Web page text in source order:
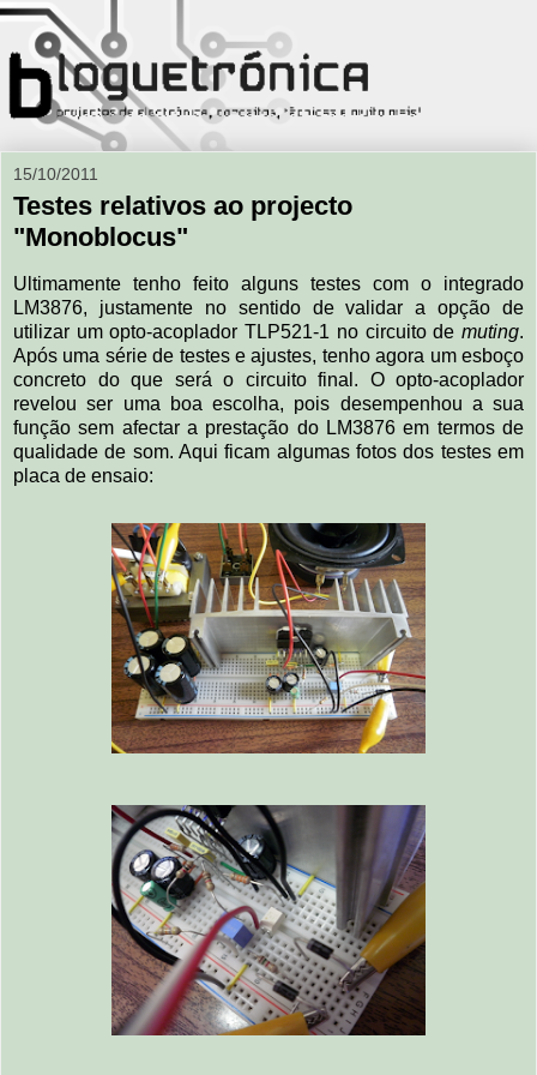
15/10/2011
Testes relativos ao projecto
"Monoblocus"
Ultimamente tenho feito alguns testes com o integrado
LM3876, justamente no sentido de validar a opção de
utilizar um opto-acoplador TLP521-1 no circuito de muting.
Após uma série de testes e ajustes, tenho agora um esboço
concreto do que será o circuito final. O opto-acoplador
revelou ser uma boa escolha, pois desempenhou a sua
função sem afectar a prestação do LM3876 em termos de
qualidade de som. Aqui ficam algumas fotos dos testes em
placa de ensaio: